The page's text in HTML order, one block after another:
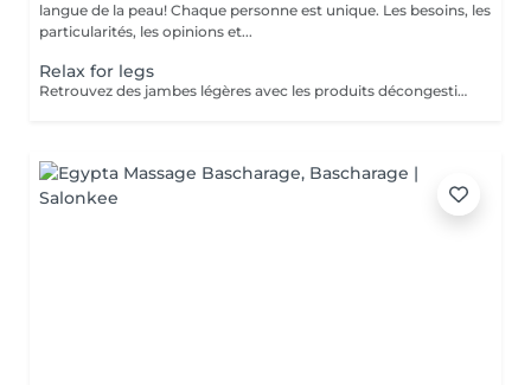
langue de la peau! Chaque personne est unique. Les besoins, les
particularités, les opinions et...
Relax for legs
Retrouvez des jambes légères avec les produits décongestionnants et rafraichissants